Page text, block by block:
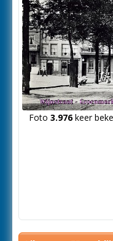
Foto 3.976keer